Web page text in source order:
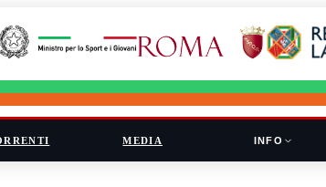
MEDIA INFO